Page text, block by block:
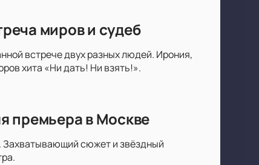
миров и судеб
встрече двух разных людей. Ирония,
хита «Ни дать! Ни взять!».
премьера в Москве
Захватывающий сюжет и звёздный